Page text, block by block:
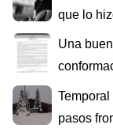
que lo
Una
pasos